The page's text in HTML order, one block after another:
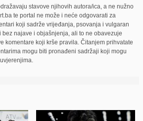
stavove njihovih autora/ica, a ne nužno
te portal ne može i neće odgovarati za
koji sadrže vrijeđanja, psovanja i vulgaran
najave i objašnjenja, ali to ne obavezuje
komentare koji krše pravila. Čitanjem prihvatate
mogu biti pronađeni sadržaji koji mogu